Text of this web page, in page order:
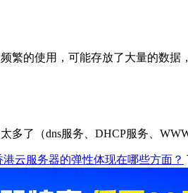
繁的使用，可能存放了大量的数据
多了（dns服务、DHCP服务、
云服务器的弹性体现在哪些方面？